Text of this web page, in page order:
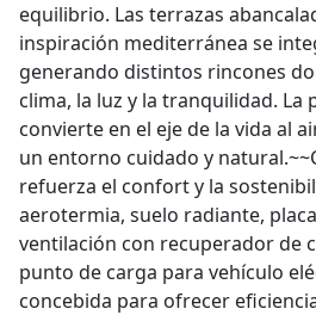
equilibrio. Las terrazas
inspiración mediterránea se
generando distintos rincones
clima, la luz y la tranquilidad. La
convierte en el eje de la vida al
un entorno cuidado y
refuerza el confort y la
aerotermia, suelo radiante,
ventilación con recuperador de
punto de carga para vehículo
concebida para ofrecer